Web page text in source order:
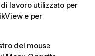
lavoro utilizzato per
e per
del mouse